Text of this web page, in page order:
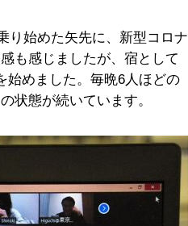
り始めた矢先に、新型コロナ
も感じましたが、宿として
始めました。毎晩6人ほどの
状態が続いています。